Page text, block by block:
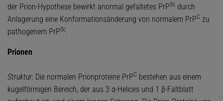
der Prion-Hypothese bewirkt anormal gefaltetes PrPSc durch
Anlagerung eine Konformationsänderung von normalem PrPC zu
pathogenem PrPSc.
Prionen
Struktur: Die normalen Prionproteine PrPC bestehen aus einem
kugelförmigen Bereich, der aus 3 α-Helices und 1 β-Faltblatt